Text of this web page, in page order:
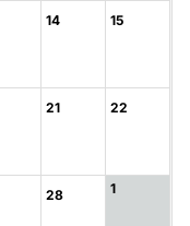
14 15
21 22
28 1